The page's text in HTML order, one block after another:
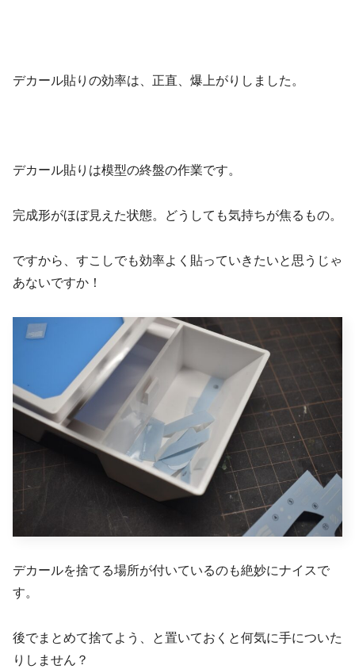
デカール貼りの効率は、正直、爆上がりしました。
デカール貼りは模型の終盤の作業です。
完成形がほぼ見えた状態。どうしても気持ちが焦るもの。
ですから、すこしでも効率よく貼っていきたいと思うじゃ
あないですか！
デカールを捨てる場所が付いているのも絶妙にナイスで
す。
後でまとめて捨てよう、と置いておくと何気に手についた
りしません？